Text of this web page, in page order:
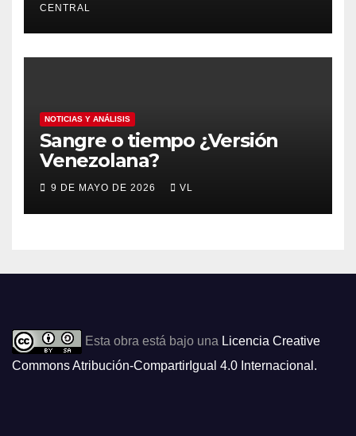
CENTRAL
NOTICIAS Y ANÁLISIS
Sangre o tiempo ¿Versión
Venezolana?
9 DE MAYO DE 2026 VL
Esta obra está bajo una Licencia Creative
Commons Atribución-CompartirIgual 4.0 Internacional .